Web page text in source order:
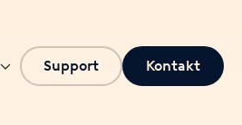
Support Kontakt